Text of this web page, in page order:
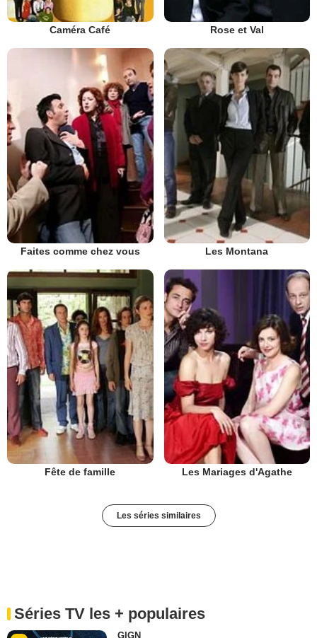
Caméra Café Rose et Val
Faites comme chez vous Les Montana
Fête de famille Les Mariages d'Agathe
Les séries similaires
Séries TV les + populaires
GIGN